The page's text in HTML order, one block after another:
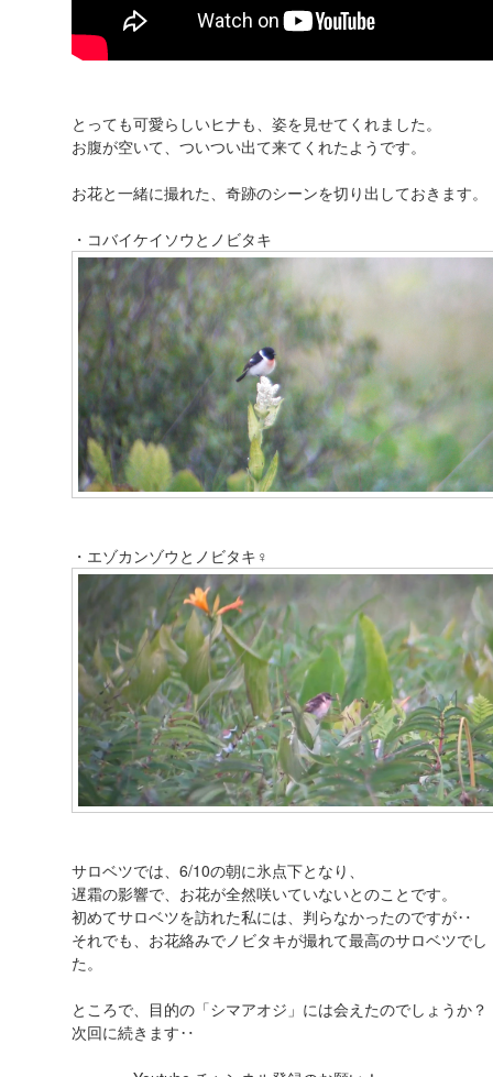
とっても可愛らしいヒナも、姿を見せてくれました。
お腹が空いて、ついつい出て来てくれたようです。
お花と一緒に撮れた、奇跡のシーンを切り出しておきます。
・コバイケイソウとノビタキ
・エゾカンゾウとノビタキ♀
サロベツでは、6/10の朝に氷点下となり、
遅霜の影響で、お花が全然咲いていないとのことです。
初めてサロベツを訪れた私には、判らなかったのですが‥
それでも、お花絡みでノビタキが撮れて最高のサロベツでし
た。
ところで、目的の「シマアオジ」には会えたのでしょうか？
次回に続きます‥